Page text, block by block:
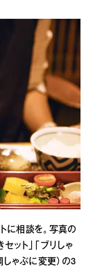
に相談を。写真の
ット」「ブリしゃ
しゃぶに変更）の3